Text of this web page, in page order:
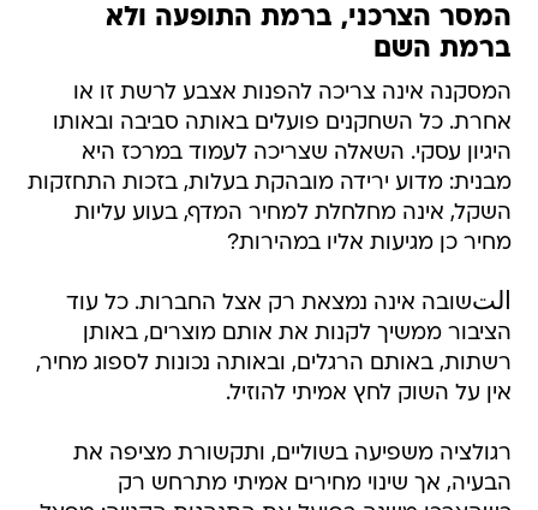
המסר הצרכני, ברמת התופעה ולא
ברמת השם
המסקנה אינה צריכה להפנות אצבע לרשת זו או
אחרת. כל השחקנים פועלים באותה סביבה ובאותו
היגיון עסקי. השאלה שצריכה לעמוד במרכז היא
מבנית: מדוע ירידה מובהקת בעלות, בזכות התחזקות
השקל, אינה מחלחלת למחיר המדף, בעוע עליות
מחיר כן מגיעות אליו במהירות?
التשובה אינה נמצאת רק אצל החברות. כל עוד
הציבור ממשיך לקנות את אותם מוצרים, באותן
רשתות, באותם הרגלים, ובאותה נכונות לספוג מחיר,
אין על השוק לחץ אמיתי להוזיל.
רגולציה משפיעה בשוליים, ותקשורת מציפה את
הבעיה, אך שינוי מחירים אמיתי מתרחש רק